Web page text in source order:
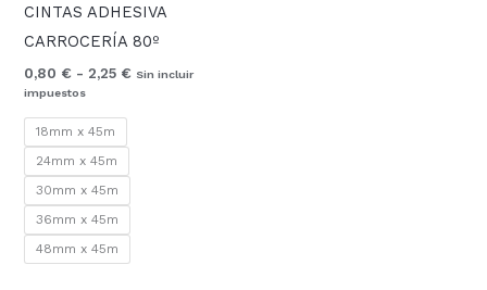
CINTAS ADHESIVA
CARROCERÍA 80º
0,80 € - 2,25 €
2,25 €
Sin incluir
impuestos
18mm x 45m
24mm x 45m
30mm x 45m
36mm x 45m
48mm x 45m